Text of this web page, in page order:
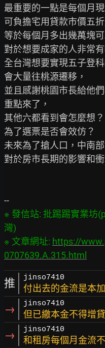
最重要的一點是每個月現
可負擔宅用貸款市價五折
等於每個月多出幾萬塊可
對於想要成家的人非常有
全台灣想要實現五子登科
會大量往桃源遷移，
並且感謝桃園市長給他們
重點來了，
其他六都看到會怎麼想？
為了選票是否會效仿？
未來為了搶人口，中南
對於房市長期的影響和衝
※ 發信站: 批踢踢實業坊
灣)
※ 文章網址: https://
0707639.A.315.html
推 jinso7410
付出去的金流是本加
→ jinso7410
但已繳本金不得增貸
→ jinso7410
和租房每個月金流